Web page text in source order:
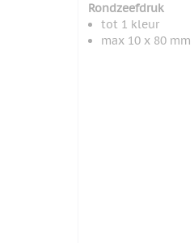
Rondzeefdruk
tot 1 kleur
max 10 x 80 mm